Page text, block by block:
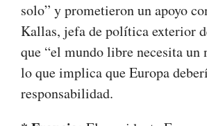
solo” y prometieron un apoyo
Kallas, jefa de política exterior
que “el mundo libre necesita un
lo que implica que Europa
responsabilidad.